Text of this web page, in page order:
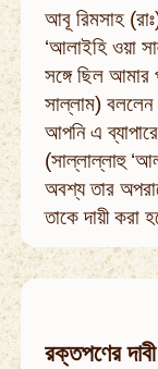
আবূ রিমসাহ
‘আলাইহি ওয়া
সঙ্গে ছিল আমার
সাল্লাম)
আপনি এ
(সাল্লাল্লাহু
অবশ্য তার
তাকে দায়ী করা
রক্তপণের